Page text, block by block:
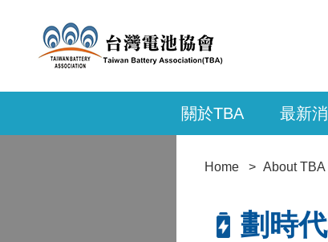
關於TBA 最新
Home About TBA
劃時